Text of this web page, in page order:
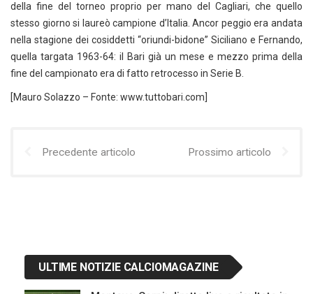
della fine del torneo proprio per mano del Cagliari, che quello
stesso giorno si laureò campione d’Italia. Ancor peggio era andata
nella stagione dei cosiddetti “oriundi-bidone” Siciliano e Fernando,
quella targata 1963-64: il Bari già un mese e mezzo prima della
fine del campionato era di fatto retrocesso in Serie B.
[Mauro Solazzo – Fonte: www.tuttobari.com]
Precedente articolo Prossimo articolo
ULTIME NOTIZIE CALCIOMAGAZINE